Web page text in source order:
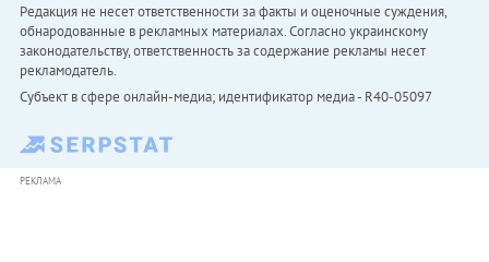
Редакция не несет ответственности за факты и оценочные суждения,
обнародованные в рекламных материалах. Согласно украинскому
законодательству, ответственность за содержание рекламы несет
рекламодатель.
Субъект в сфере онлайн-медиа; идентификатор медиа - R40-05097
РЕКЛАМА